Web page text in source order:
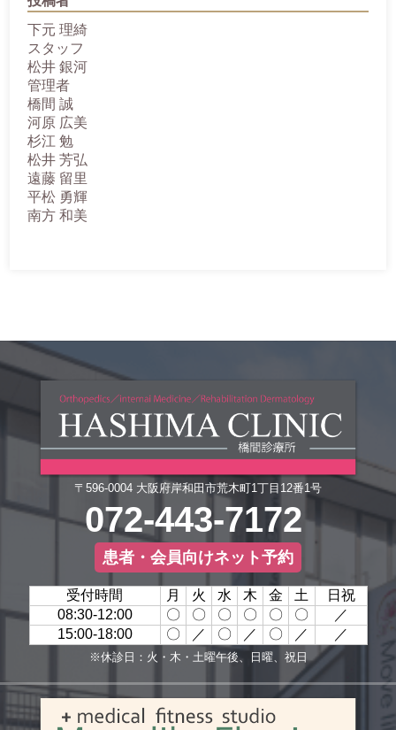
下元 理綺
スタッフ
松井 銀河
管理者
橋間 誠
河原 広美
杉江 勉
松井 芳弘
遠藤 留里
平松 勇輝
南方 和美
〒596-0004 大阪府岸和田市荒木町1丁目12番1号
072-443-7172
患者・会員向けネット予約
受付時間 月 火 水 木 金 土
日祝
08:30-12:00
〇 〇 〇 〇 〇 〇
／
15:00-18:00
〇 ／ 〇 ／ 〇 ／ ／
※休診日：火・木・土曜午後、日曜、祝日